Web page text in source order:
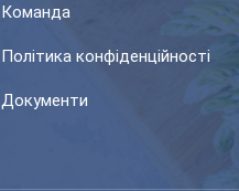
Команда
Політика конфіденційності
Документи